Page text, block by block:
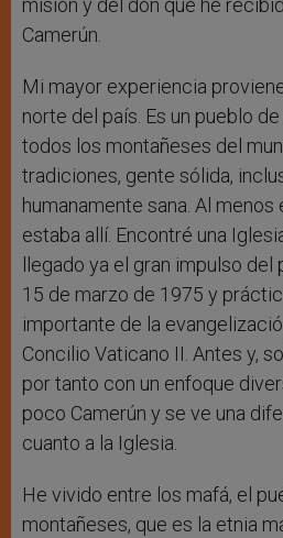
misión y del don que he
Camerún.
Mi mayor experiencia
norte del país. Es un pueblo
todos los montañeses del
tradiciones, gente sólida,
humanamente sana. Al
estaba allí. Encontré una
llegado ya el gran impulso
15 de marzo de 1975 y
importante de la
Concilio Vaticano II. Antes y,
por tanto con un enfoque
poco Camerún y se ve una
cuanto a la Iglesia.
He vivido entre los mafá, el
montañeses, que es la etnia